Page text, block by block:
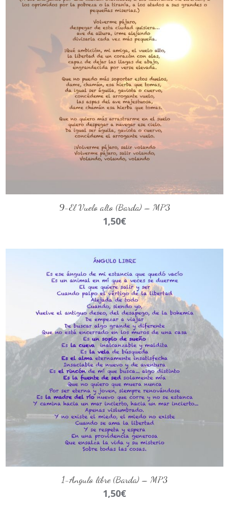
9-El Vuelo alto (Barda) – MP3
1,50€
AÑADIR AL CARRITO
1-Angulo libre (Barda) – MP3
1,50€